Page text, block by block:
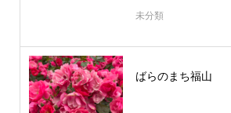
未分類
ばらのまち福山